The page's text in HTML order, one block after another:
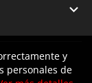
y
personales de
y
personales de
